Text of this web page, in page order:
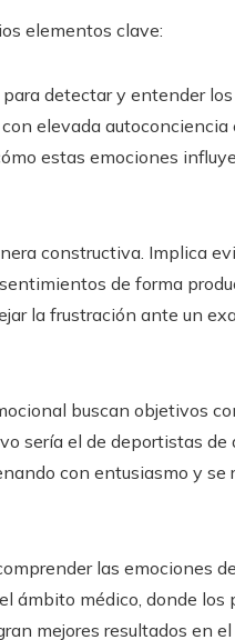
elementos clave:
detectar y entender
elevada autoconciencia
estas emociones
constructiva. Implica
de forma
la frustración ante un
buscan objetivos
sería el de deportistas de
con entusiasmo y se
las emociones
ámbito médico, donde los
mejores resultados en